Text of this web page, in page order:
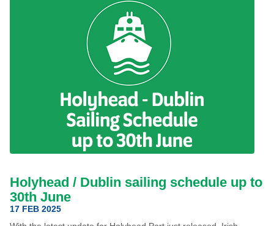
Holyhead / Dublin sailing schedule up to
30th June
17 FEB 2025